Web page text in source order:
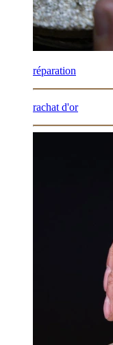
réparation
rachat d'or